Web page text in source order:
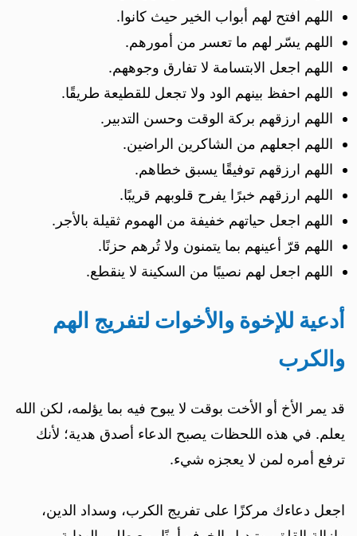
اللهم افتح لهم أبواب الخير حيث كانوا.
اللهم يسّر لهم ما تعسر من أمورهم.
اللهم اجعل الابتسامة لا تفارق وجوههم.
اللهم احفظ بينهم الود ولا تجعل للقطيعة طريقًا.
اللهم ارزقهم بركة الوقت وحسن التدبير.
اللهم اجعلهم من الشاكرين الراضين.
اللهم ارزقهم توفيقًا يسبق خطاهم.
اللهم ارزقهم خبرًا يفرح قلوبهم قريبًا.
اللهم اجعل حياتهم خفيفة من الهموم ثقيلة بالأجر.
اللهم قرّ أعينهم بما يتمنون ولا تُرهم حزنًا.
اللهم اجعل لهم نصيبًا من السكينة لا ينقطع.
أدعية للإخوة والأخوات لتفريج الهم
والكرب
قد يمر الأخ أو الأخت بوقت لا يبوح فيه بما يؤلمه، لكن الله
يعلم. في هذه اللحظات يصبح الدعاء أصدق هدية؛ لأنك
ترفع أمره لمن لا يعجزه شيء.
اجعل دعاءك مركزًا على تفريج الكرب، وسداد الدين،